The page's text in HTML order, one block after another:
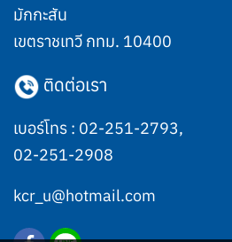
มักกะสัน
เขตราชเทวี กทม. 10400
ติดต่อเรา
เบอร์โทร : 02-251-2793,
02-251-2908
kcr_u@hotmail.com